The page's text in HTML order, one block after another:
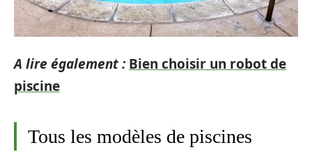
A lire également : Bien choisir un robot de
piscine
Tous les modèles de piscines